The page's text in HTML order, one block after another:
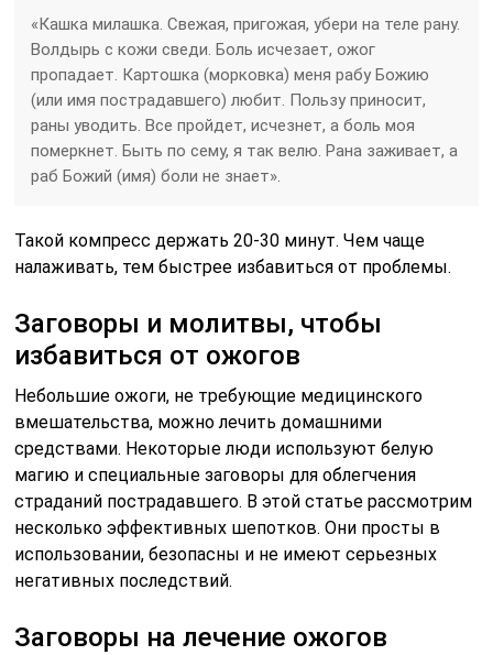
«Кашка милашка. Свежая, пригожая, убери на теле рану.
Волдырь с кожи сведи. Боль исчезает, ожог
пропадает. Картошка (морковка) меня рабу Божию
(или имя пострадавшего) любит. Пользу приносит,
раны уводить. Все пройдет, исчезнет, а боль моя
померкнет. Быть по сему, я так велю. Рана заживает, а
раб Божий (имя) боли не знает».
Такой компресс держать 20-30 минут. Чем чаще
налаживать, тем быстрее избавиться от проблемы.
Заговоры и молитвы, чтобы
избавиться от ожогов
Небольшие ожоги, не требующие медицинского
вмешательства, можно лечить домашними
средствами. Некоторые люди используют белую
магию и специальные заговоры для облегчения
страданий пострадавшего. В этой статье рассмотрим
несколько эффективных шепотков. Они просты в
использовании, безопасны и не имеют серьезных
негативных последствий.
Заговоры на лечение ожогов